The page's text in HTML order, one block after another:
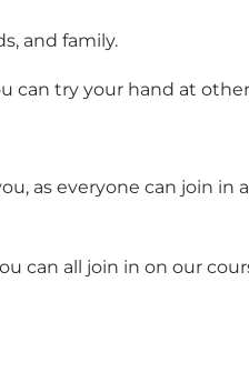
and family.
can try your hand at
as everyone can join
can all join in on our